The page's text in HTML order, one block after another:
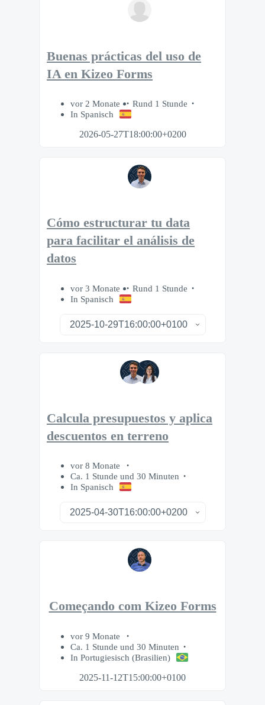
Buenas prácticas del uso de
IA en Kizeo Forms
vor 2 Monate
Rund 1 Stunde
In Spanisch
2026-05-27T18:00:00+0200
Cómo estructurar tu data
para facilitar el análisis de
datos
vor 3 Monate
Rund 1 Stunde
In Spanisch
Calcula presupuestos y aplica
descuentos en terreno
vor 8 Monate
Ca. 1 Stunde und 30 Minuten
In Spanisch
Começando com Kizeo Forms
vor 9 Monate
Ca. 1 Stunde und 30 Minuten
In Portugiesisch (Brasilien)
2025-11-12T15:00:00+0100